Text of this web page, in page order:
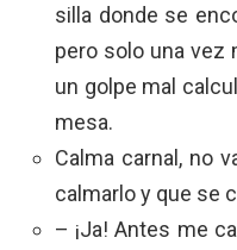
silla donde se
pero solo una vez
un golpe mal
mesa.
Calma carnal, no
calmarlo y que se
– ¡Ja! Antes me